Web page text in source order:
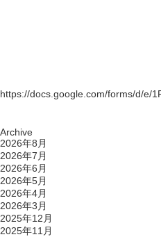
https://docs.google.com/forms/d/e/
Archive
2026年8月
2026年7月
2026年6月
2026年5月
2026年4月
2026年3月
2025年12月
2025年11月